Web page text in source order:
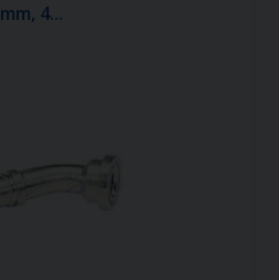
mm, 4...